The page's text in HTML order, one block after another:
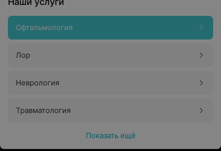
Офтальмология
Лор
Неврология
Травматология
Показать ещё